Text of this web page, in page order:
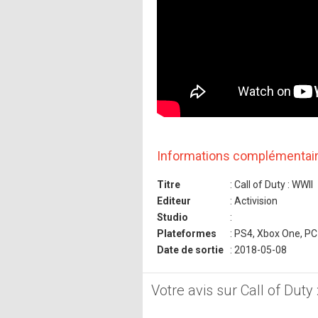
Informations
Titre
: Call of Duty : WWII
Editeur
: Activision
Studio
:
Plateformes
: PS4, Xbox One, PC
Date de sortie
: 2018-05-08
Votre avis sur Call of Duty